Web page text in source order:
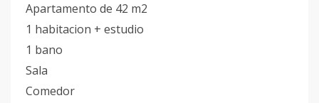
Apartamento de 42 m2
1 habitacion + estudio
1 bano
Sala
Comedor